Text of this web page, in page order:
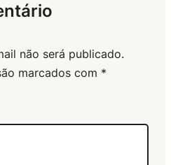
não será publicado.
marcados com *